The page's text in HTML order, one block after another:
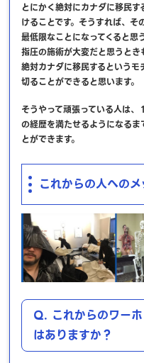
とにかく絶対にカナダに移民
けることです。そうすれば、
最低限なことになってくると思
指圧の施術が大変だと思うとき
絶対カナダに移民するというモ
切ることができると思います。
そうやって頑張っている人は
の経歴を満たせるようになる
とができます。
これからの人への
Q. これからのワー
はありますか？